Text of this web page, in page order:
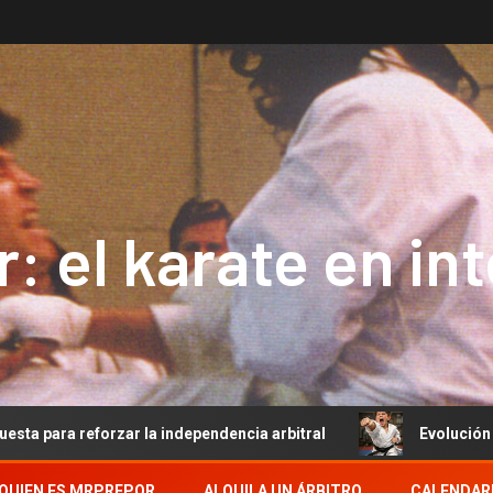
el karate en
la independencia arbitral Evolución del Arbitraje de